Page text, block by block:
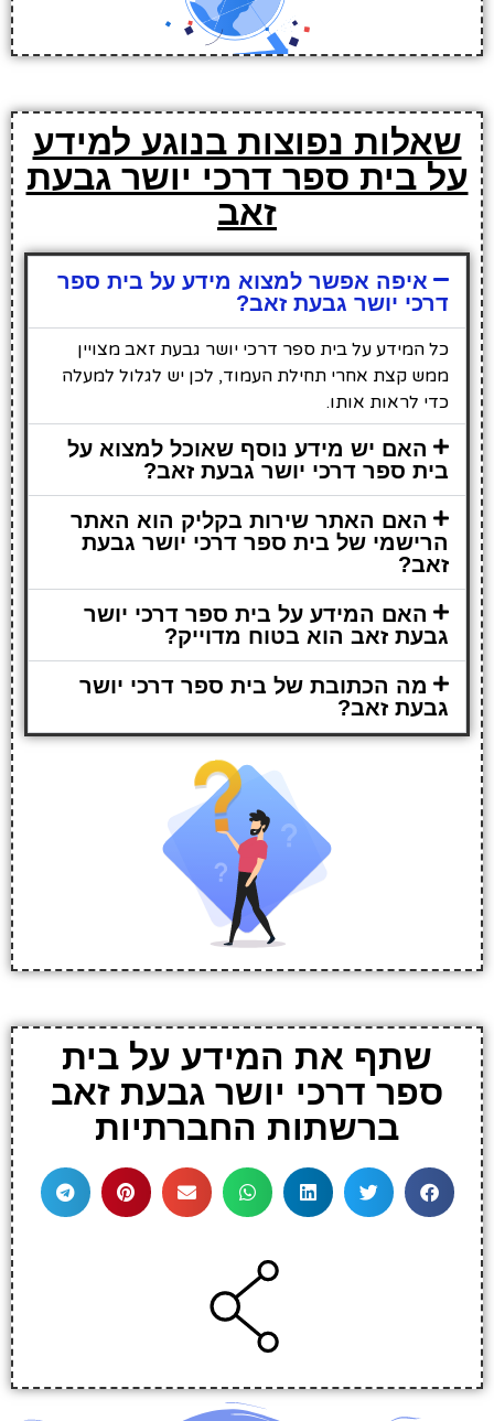
שאלות נפוצות בנוגע למידע
על בית ספר דרכי יושר גבעת
זאב
איפה אפשר למצוא מידע על בית ספר
דרכי יושר גבעת זאב?
כל המידע על בית ספר דרכי יושר גבעת זאב מצויין
ממש קצת אחרי תחילת העמוד, לכן יש לגלול למעלה
כדי לראות אותו.
האם יש מידע נוסף שאוכל למצוא על
בית ספר דרכי יושר גבעת זאב?
האם האתר שירות בקליק הוא האתר
הרישמי של בית ספר דרכי יושר גבעת
זאב?
האם המידע על בית ספר דרכי יושר
גבעת זאב הוא בטוח מדוייק?
מה הכתובת של בית ספר דרכי יושר
גבעת זאב?
שתף את המידע על בית
ספר דרכי יושר גבעת זאב
ברשתות החברתיות